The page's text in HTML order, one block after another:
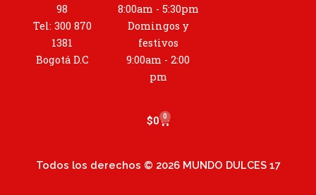
98
Tel: 300 870
1381
Bogotá D.C
8:00am - 5:30pm
Domingos y
festivos
9:00am - 2:00
pm
$0 0
Cart
Todos los derechos © 2026 MUNDO DULCES 17